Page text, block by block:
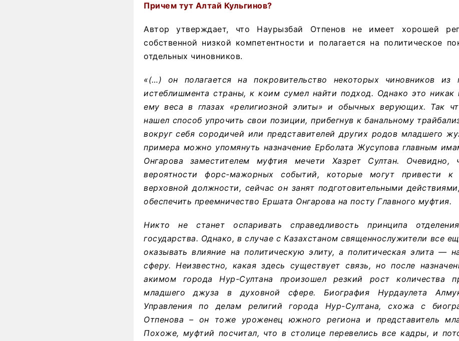
Причем тут Алтай Кульгинов?
Автор утверждает, что Наурызбай Отпенов не имеет хорошей
собственной низкой компетентности и полагается на политическое
отдельных чиновников.
«(…) он полагается на покровительство некоторых чиновников из
истеблишмента страны, к коим сумел найти подход. Однако это никак
ему веса в глазах «религиозной элиты» и обычных верующих. Так
нашел способ упрочить свои позиции, прибегнув к банальному
вокруг себя сородичей или представителей других родов младшего
примера можно упомянуть назначение Ерболата Жусупова главным
Онгарова заместителем муфтия мечети Хазрет Султан.
вероятности форс-мажорных событий, которые могут привести
верховной должности, сейчас он занят подготовительными
обеспечить преемничество Ершата Онгарова на посту Главного муфтия.
Никто не станет оспаривать справедливость принципа
государства. Однако, в случае с Казахстаном священнослужители все
оказывать влияние на политическую элиту, а политическая элита —
сферу. Неизвестно, какая здесь существует связь, но после
акимом города Нур-Султана произошел резкий рост количества
младшего джуза в духовной сфере. Биография Нурдаулета
Управления по делам религий города Нур-Султана, схожа с
Отпенова – он тоже уроженец южного региона и представитель
Похоже, муфтий посчитал, что в столице перевелись все кадры, и